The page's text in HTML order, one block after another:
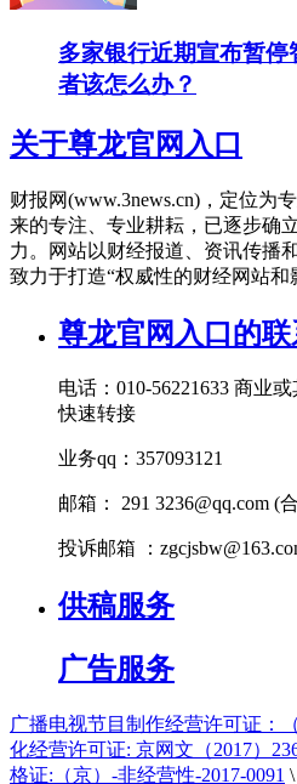
多家银行近期宣布暂
者该怎么办？
关于尊龙官网入口
财报网(www.3news.cn)，定位为
来的专注、专业耕耘，已逐步确
力。网站以财经报道、资讯传播
致力于打造“权威性的财经网站和
尊龙官网入口的
电话：010-56221633 商业
快速转接
业务qq：357093121
邮箱： 291 3236@qq.com (
投诉邮箱 ：
供稿服务
广告服务
广播电视节目制作经营许可证：
化经营许可证: 京网文（2017）
格证:（京）-非经营性-2017-0091 \